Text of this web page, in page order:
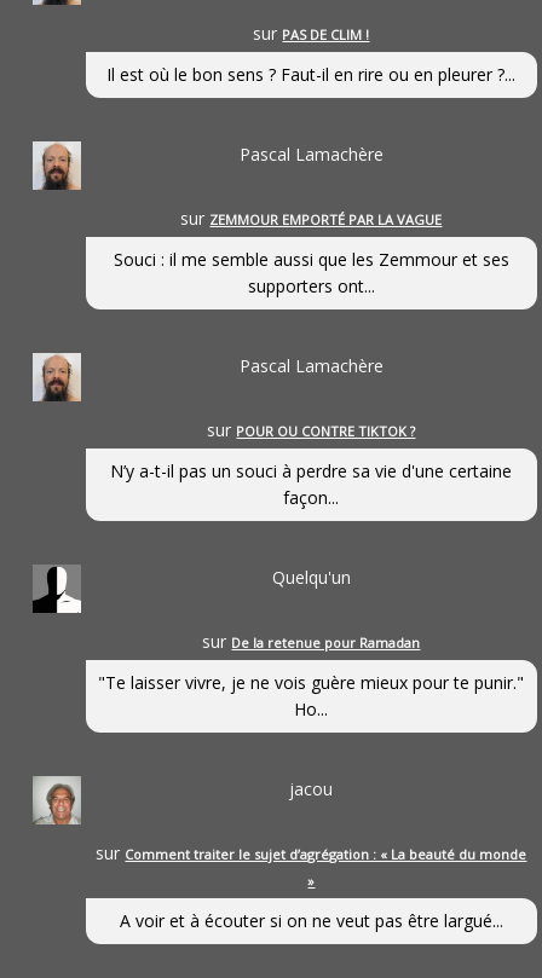
sur PAS DE CLIM !
Il est où le bon sens ? Faut-il en rire ou en pleurer ?...
Pascal Lamachère
sur ZEMMOUR EMPORTÉ PAR LA VAGUE
Souci : il me semble aussi que les Zemmour et ses
supporters ont...
Pascal Lamachère
sur POUR OU CONTRE TIKTOK ?
N’y a-t-il pas un souci à perdre sa vie d'une certaine
façon...
Quelqu'un
sur De la retenue pour Ramadan
"Te laisser vivre, je ne vois guère mieux pour te punir."
Ho...
jacou
sur Comment traiter le sujet d’agrégation : « La beauté du monde
»
A voir et à écouter si on ne veut pas être largué...